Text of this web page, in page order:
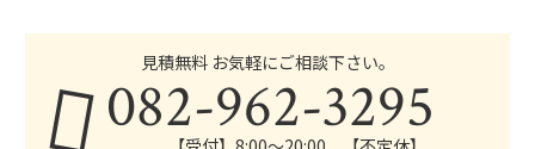
見積無料 お気軽にご相談下さい。
082-962-3295